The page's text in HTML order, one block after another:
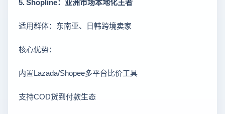
适用群体：东南亚、日韩跨境卖家
核心优势：
内置Lazada/Shopee多平台比价工具
支持COD货到付款生态